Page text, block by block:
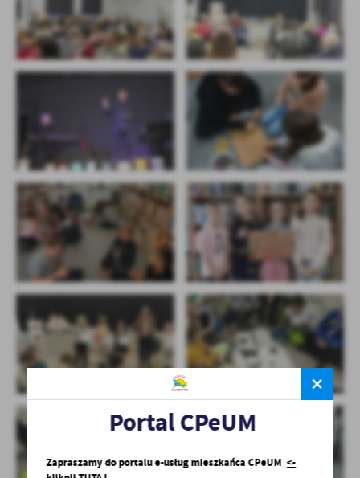
Portal CPeUM
Zapraszamy do portalu e-usług mieszkańca CPeUM<-